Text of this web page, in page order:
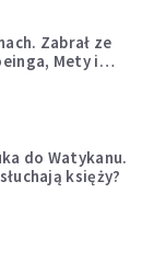
Zabrał ze
Mety i
do Watykanu.
księży?